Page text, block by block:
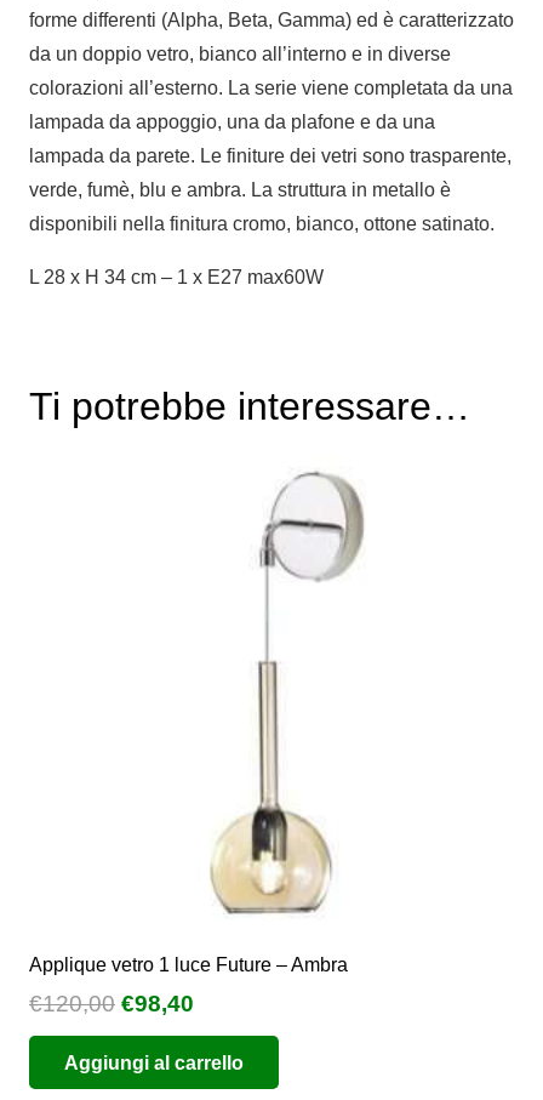
forme differenti (Alpha, Beta, Gamma) ed è caratterizzato
da un doppio vetro, bianco all’interno e in diverse
colorazioni all’esterno. La serie viene completata da una
lampada da appoggio, una da plafone e da una
lampada da parete. Le finiture dei vetri sono trasparente,
verde, fumè, blu e ambra. La struttura in metallo è
disponibili nella finitura cromo, bianco, ottone satinato.
L 28 x H 34 cm – 1 x E27 max60W
Ti potrebbe interessare…
Applique vetro 1 luce Future – Ambra
€120,00 Il
prezzo
originale
€98,40
prezzo
attuale
Aggiungi al carrello